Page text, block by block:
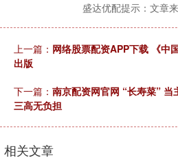
盛达优配提示：文章
上一篇： 网络股票配资APP下载 《中
出版
下一篇： 南京配资网官网 “长寿菜”
三高无负担
相关文章